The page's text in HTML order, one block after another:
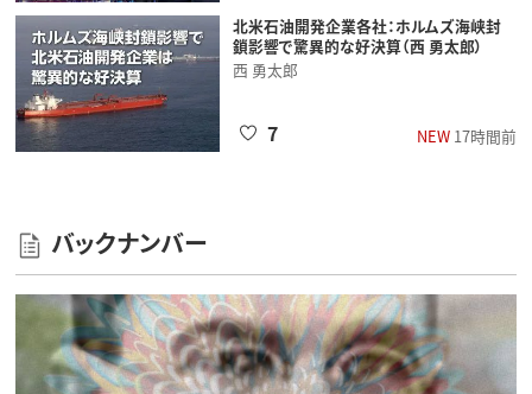
北米石油開発企業各社：ホルムズ海峡封
鎖影響で驚異的な好決算（西 勇太郎）
西 勇太郎
NEW17時間前
7
バックナンバー